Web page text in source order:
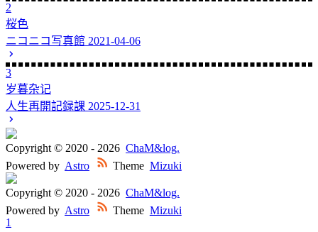
2
桜色
ニコニコ写真館 2021-04-06
3
岁暮杂记
人生再開記録課 2025-12-31
Copyright © 2020 - 2026 ChaM&log.
Powered by Astro Theme Mizuki
Copyright © 2020 - 2026 ChaM&log.
Powered by Astro Theme Mizuki
1